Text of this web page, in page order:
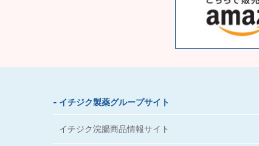
- イチジク製薬グループサイト
イチジク浣腸商品情報サイト